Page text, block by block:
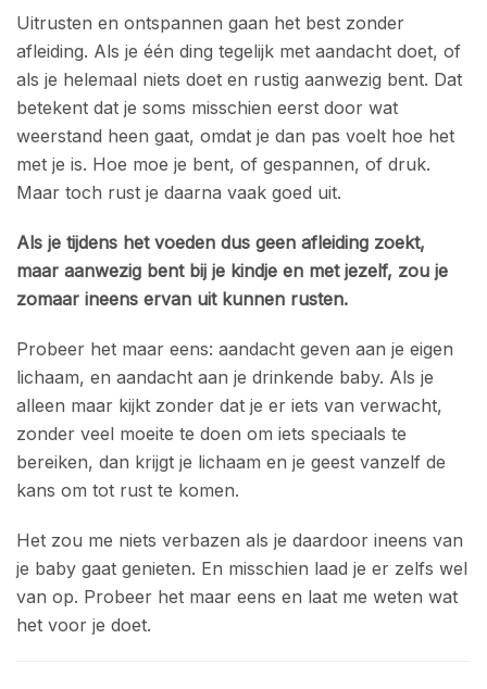
Uitrusten en ontspannen gaan het best zonder
afleiding. Als je één ding tegelijk met aandacht doet, of
als je helemaal niets doet en rustig aanwezig bent. Dat
betekent dat je soms misschien eerst door wat
weerstand heen gaat, omdat je dan pas voelt hoe het
met je is. Hoe moe je bent, of gespannen, of druk.
Maar toch rust je daarna vaak goed uit.
Als je tijdens het voeden dus geen afleiding zoekt,
maar aanwezig bent bij je kindje en met jezelf, zou je
zomaar ineens ervan uit kunnen rusten.
Probeer het maar eens: aandacht geven aan je eigen
lichaam, en aandacht aan je drinkende baby. Als je
alleen maar kijkt zonder dat je er iets van verwacht,
zonder veel moeite te doen om iets speciaals te
bereiken, dan krijgt je lichaam en je geest vanzelf de
kans om tot rust te komen.
Het zou me niets verbazen als je daardoor ineens van
je baby gaat genieten. En misschien laad je er zelfs wel
van op. Probeer het maar eens en laat me weten wat
het voor je doet.